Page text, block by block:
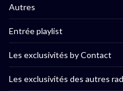
Autres
Entrée playlist
Les exclusivités by Contact
Les exclusivités des autres